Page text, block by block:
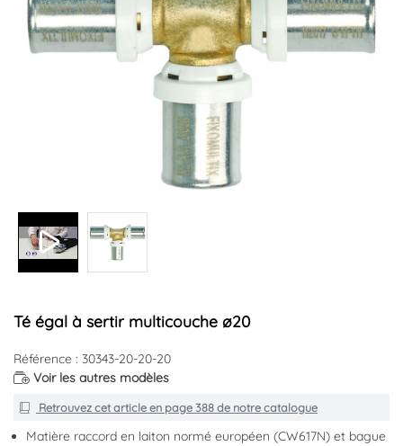
Té égal à sertir multicouche ø20
Référence : 30343-20-20-20
Voir les autres modèles
Retrouvez cet article en page 388de notre catalogue
Matière raccord en laiton normé européen (CW617N) et bague